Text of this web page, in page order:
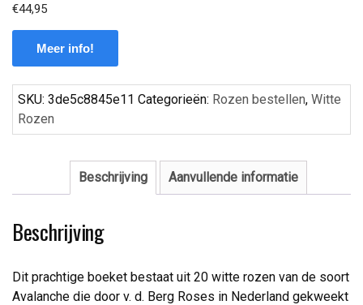
€44,95
Meer info!
SKU: 3de5c8845e11 Categorieën: Rozen bestellen, Witte
Rozen
Beschrijving Aanvullende informatie
Beschrijving
Dit prachtige boeket bestaat uit 20 witte rozen van de soort
Avalanche die door v. d. Berg Roses in Nederland gekweekt